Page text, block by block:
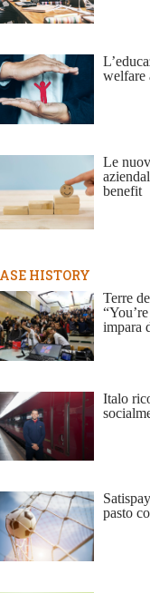
welfare
Le
benefit
HISTORY
Terre
impara
Italo
pasto